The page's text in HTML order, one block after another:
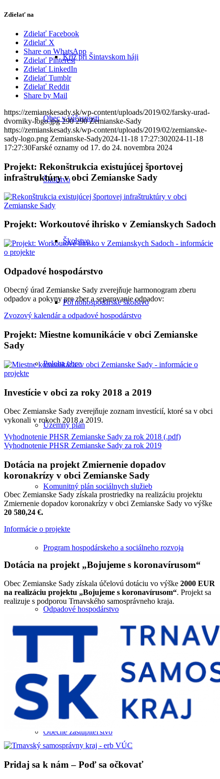
Kríž pri Šintavskom háji
Obec v súčasnosti
Školstvo
Školstvo
Poľnohospodárske školstvo
Poloha obce
Územný plán
Komunitný plán sociálnych služieb
Program hospodárskeho a sociálneho rozvoja
Odpadové hospodárstvo
Obecné zastupiteľstvo
Zdielať na
Zdielať Facebook
Zdielať X
Share on WhatsApp
Zdielať Pinterest
Zdielať LinkedIn
Zdielať Tumblr
Zdielať Reddit
Share by Mail
https://zemianskesady.sk/wp-content/uploads/2019/02/farsky-urad-
dvorniky-logo.jpg 290 290 Zemianske-Sady
https://zemianskesady.sk/wp-content/uploads/2019/02/zemianske-
sady-logo.png Zemianske-Sady2024-11-18 17:27:302024-11-18
17:27:30Farské oznamy od 17. do 24. novembra 2024
Projekt: Rekonštrukcia existujúcej športovej
infraštruktúry v obci Zemianske Sady
Projekt: Workoutové ihrisko v Zemianskych Sadoch
Odpadové hospodárstvo
Obecný úrad Zemianske Sady zverejňuje harmonogram zberu
odpadov a pokyny pre zber a separovanie odpadov:
Zvozový kalendár a odpadové hospodárstvo
Projekt: Miestne komunikácie v obci Zemianske
Sady
Investície v obci za roky 2018 a 2019
Obec Zemianske Sady zverejňuje zoznam investícií, ktoré sa v obci
vykonali v rokoch 2018 a 2019.
Vyhodnotenie PHSR Zemianske Sady za rok 2018 (.pdf)
Vyhodnotenie PHSR Zemianske Sady za rok 2019
Dotácia na projekt Zmiernenie dopadov
koronakrízy v obci Zemianske Sady
Obec Zemianske Sady získala prostriedky na realizáciu projektu
Zmiernenie dopadov koronakrízy v obci Zemianske Sady vo výške
20 580,24 €.
Informácie o projekte
Dotácia na projekt „Bojujeme s koronavírusom“
Obec Zemianske Sady získala účelovú dotáciu vo výške 2000 EUR
na realizáciu projektu „Bojujeme s koronavírusom“. Projekt sa
realizuje s podporou Trnavského samosprávneho kraja.
Pridaj sa k nám – Poď sa očkovať